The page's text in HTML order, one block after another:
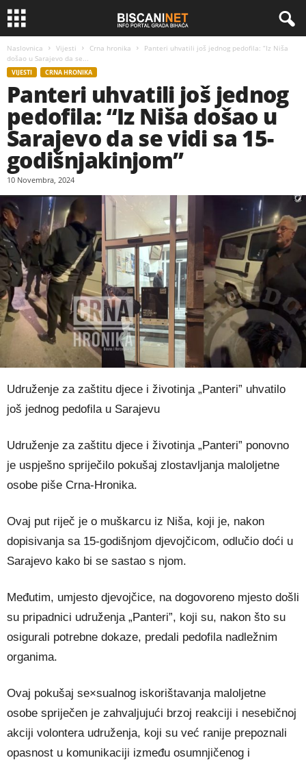
Naslovnica Vijesti Crna hronika
Panteri uhvatili još jednog pedofila: “Iz Niša
došao u Sarajevo da se...
VIJESTI CRNA HRONIKA
Panteri uhvatili još jednog
pedofila: “Iz Niša došao u
Sarajevo da se vidi sa 15-
godišnjakinjom”
10 Novembra, 2024
Udruženje za zaštitu djece i životinja „Panteri” uhvatilo
još jednog pedofila u Sarajevu
Udruženje za zaštitu djece i životinja „Panteri” ponovno
je uspješno spriječilo pokušaj zlostavljanja maloljetne
osobe piše Crna-Hronika.
Ovaj put riječ je o muškarcu iz Niša, koji je, nakon
dopisivanja sa 15-godišnjom djevojčicom, odlučio doći u
Sarajevo kako bi se sastao s njom.
Međutim, umjesto djevojčice, na dogovoreno mjesto došli
su pripadnici udruženja „Panteri”, koji su, nakon što su
osigurali potrebne dokaze, predali pedofila nadležnim
organima.
Ovaj pokušaj se×sualnog iskorištavanja maloljetne
osobe spriječen je zahvaljujući brzoj reakciji i nesebičnoj
akciji volontera udruženja, koji su već ranije prepoznali
opasnost u komunikaciji između osumnjičenog i